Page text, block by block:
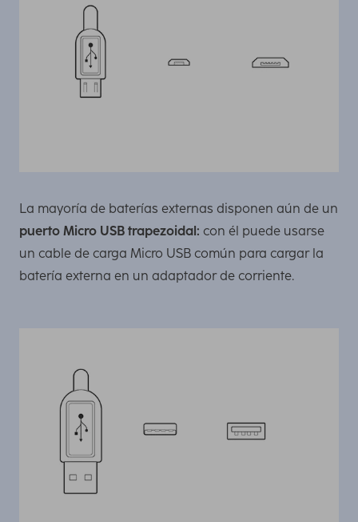
La mayoría de baterías externas disponen aún de un
puerto Micro USB trapezoidal: con él puede usarse
un cable de carga Micro USB común para cargar la
batería externa en un adaptador de corriente.